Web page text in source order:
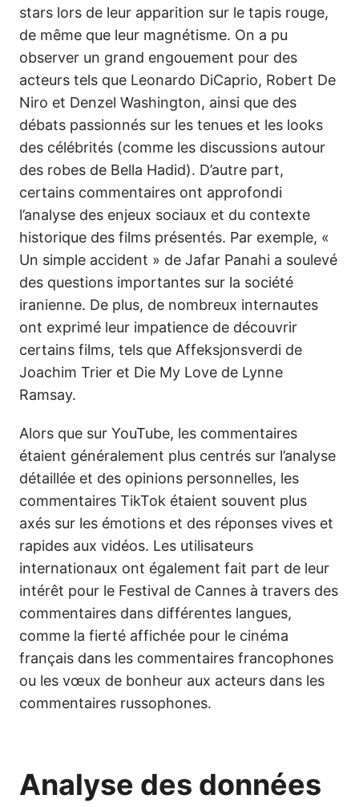
stars lors de leur apparition sur le tapis rouge,
de même que leur magnétisme. On a pu
observer un grand engouement pour des
acteurs tels que Leonardo DiCaprio, Robert De
Niro et Denzel Washington, ainsi que des
débats passionnés sur les tenues et les looks
des célébrités (comme les discussions autour
des robes de Bella Hadid). D’autre part,
certains commentaires ont approfondi
l’analyse des enjeux sociaux et du contexte
historique des films présentés. Par exemple, «
Un simple accident » de Jafar Panahi a soulevé
des questions importantes sur la société
iranienne. De plus, de nombreux internautes
ont exprimé leur impatience de découvrir
certains films, tels que Affeksjonsverdi de
Joachim Trier et Die My Love de Lynne
Ramsay.
Alors que sur YouTube, les commentaires
étaient généralement plus centrés sur l’analyse
détaillée et des opinions personnelles, les
commentaires TikTok étaient souvent plus
axés sur les émotions et des réponses vives et
rapides aux vidéos. Les utilisateurs
internationaux ont également fait part de leur
intérêt pour le Festival de Cannes à travers des
commentaires dans différentes langues,
comme la fierté affichée pour le cinéma
français dans les commentaires francophones
ou les vœux de bonheur aux acteurs dans les
commentaires russophones.
Analyse des données